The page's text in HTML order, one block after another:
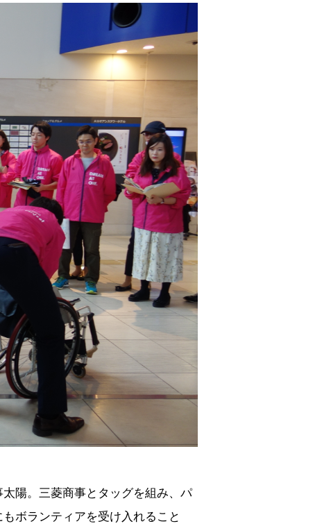
陽。三菱商事とタッグを組み、パ
ボランティアを受け入れること